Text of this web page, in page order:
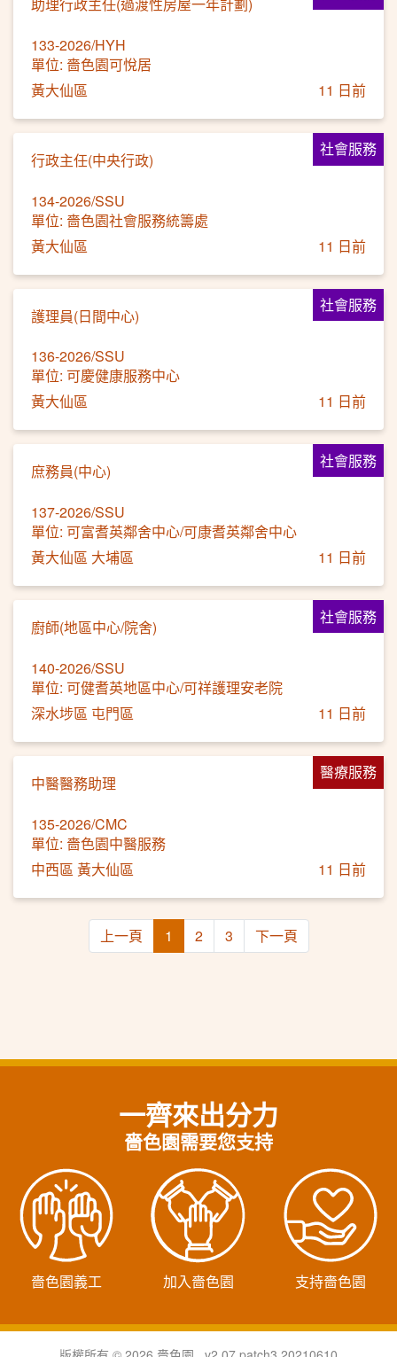
133-2026/HYH
單位: 嗇色園可悅居
黃大仙區
11 日前
社會服務
行政主任(中央行政)
134-2026/SSU
單位: 嗇色園社會服務統籌處
黃大仙區
11 日前
社會服務
護理員(日間中心)
136-2026/SSU
單位: 可慶健康服務中心
黃大仙區
11 日前
社會服務
庶務員(中心)
137-2026/SSU
單位: 可富耆英鄰舍中心/可康耆英鄰舍中心
黃大仙區 大埔區
11 日前
社會服務
廚師(地區中心/院舍)
140-2026/SSU
單位: 可健耆英地區中心/可祥護理安老院
深水埗區 屯門區
11 日前
醫療服務
中醫醫務助理
135-2026/CMC
單位: 嗇色園中醫服務
中西區 黃大仙區
11 日前
上一頁 1 2 3 下一頁
一齊來出分力
嗇色園需要您支持
嗇色園義工 加入嗇色園 支持嗇色園